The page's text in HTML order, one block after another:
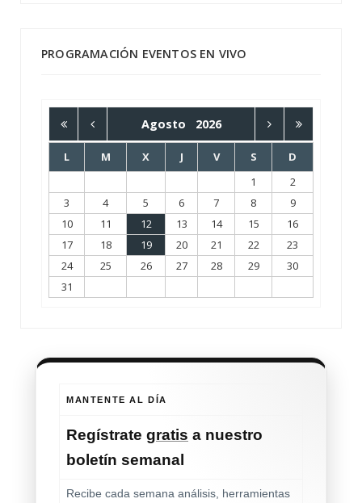
PROGRAMACIÓN EVENTOS EN VIVO
Agosto 2026
L M X J V S
D
1
2
3
4 5 6 7 8
9
10
11 12 13 14 15
16
17
18 19 20 21 22
23
24
25 26 27 28 29
30
31
MANTENTE AL DÍA
Regístrate gratis a nuestro
boletín semanal
Recibe cada semana análisis, herramientas